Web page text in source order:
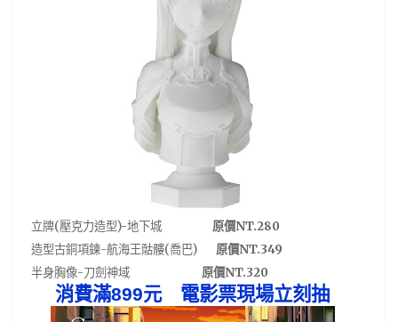
立牌(壓克力造型)-地下城 原價NT.280
造型古銅項鍊-航海王骷髏(喬巴) 原價NT.349
半身胸像-刀劍神域 原價NT.320
消費滿899元 電影票現場立刻抽